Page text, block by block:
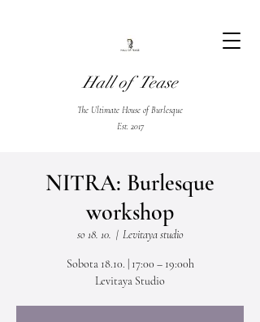
Hall of Tease
The Ultimate House of Burlesque
Est. 2017
NITRA: Burlesque
workshop
so 18. 10.
  |
Levitaya studio
Sobota 18.10. | 17:00 – 19:00h
Levitaya Studio